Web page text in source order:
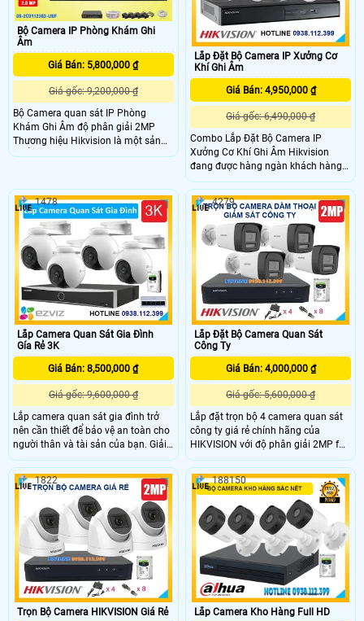
Bộ Camera IP Phòng Khám Ghi
Âm
Giá Bán: 5,800,000 ₫
Giá gốc: 9,200,000 ₫
Bộ Camera quan sát IP Phòng
Khám Ghi Âm độ phân giải 2MP
Thương hiệu Hikvision là một sản
phẩm thiết kế mỹ thuật tối ưu tích
bị thu âm trong phạm vi 3m, giúp
ghi lại âm thanh tại phòng khám
một cách chính xác và chi tiết
Lắp Đặt Bộ Camera IP Xưởng Cơ
Khí Ghi Âm
Giá Bán: 4,950,000 ₫
Giá gốc: 6,490,000 ₫
Combo Lắp Đặt Bộ Camera IP
Xưởng Cơ Khí Ghi Âm Hikvision
đang được hàng ngàn khách hàng
đánh giá cao với chất lượng tốt và
mẫu mã đẹp. Combo này không chỉ
mang lại hình ảnh sắc nét mà còn
có giá thành rất hợp lý. Với sự tin
cậy và độ bền cao, bộ camera IP
này đảm bảo tăng cường an ninh
cho xưởng cơ khí
Lắp Camera Quan Sát Gia Đình
Gía Rẻ 3K
Giá Bán: 8,500,000 ₫
Giá gốc: 9,600,000 ₫
Lắp camera quan sát gia đình trở
nên cần thiết để bảo vệ an toàn cho
người thân và tài sản của bạn. Giải
pháp lắp camera giá rẻ với độ phân
giải 3K sắc nét, khả năng quay xoay
360 độ, đàm thoại 2 chiều tiện lợi
cùng tầm nhìn hồng ngoại 30m và
hình ảnh có màu ban đêm 20m
đang được nhiều gia đình lựa chọn.
Đây là lựa chọn thông minh giúp
giám sát hiệu quả và an tâm mọi
lúc, mọi nơi.
1478
Lắp Đặt Bộ Camera Quan Sát
Công Ty
Giá Bán: 4,000,000 ₫
Giá gốc: 5,600,000 ₫
Lắp đặt trọn bộ 4 camera quan sát
công ty giá rẻ chính hãng của
HIKVISION với độ phân giải 2MP full
HD 1080P camera thân trụ Smart
HybirdLight hỗ trợ đàm thoại 2
chiều nhờ tích hợp mic và loa hồng
ngoại 25m camera tích hợp đèn trợ
sáng lên đến 20m cho hình ảnh ban
đêm có màu.
4279
Trọn Bộ Camera HIKVISION Giá Rẻ
1822
Lắp Camera Kho Hàng Full HD
188150